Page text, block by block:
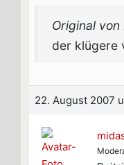
Original von
der klügere
22. August 2007